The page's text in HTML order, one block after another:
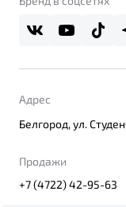
Адрес
Белгород, ул.
Продажи
+7 (4722) 42-95-63